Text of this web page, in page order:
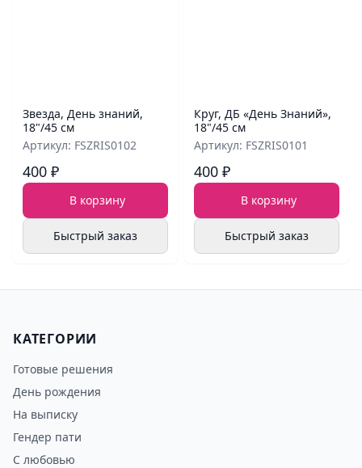
Звезда, День знаний,
18"/45 см
Артикул: FSZRIS0102
400 ₽
В корзину
Быстрый заказ
Круг, ДБ «День Знаний»,
18"/45 см
Артикул: FSZRIS0101
400 ₽
В корзину
Быстрый заказ
КАТЕГОРИИ
Готовые решения
День рождения
На выписку
Гендер пати
С любовью